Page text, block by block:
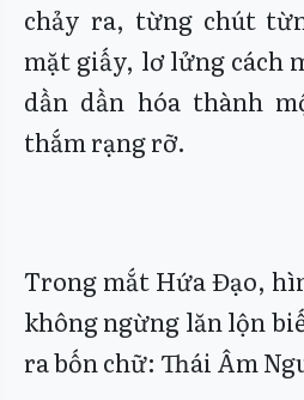
chảy ra, từng chút
mặt giấy, lơ lửng cách
dần dần hóa thành
thắm rạng rỡ.
Trong mắt Hứa Đạo,
không ngừng lăn lộn
ra bốn chữ: Thái Âm